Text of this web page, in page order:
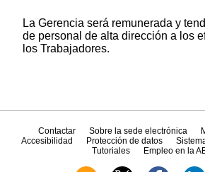
La Gerencia será remunerada y
de personal de alta dirección a los
los Trabajadores.
Contactar Sobre la sede electrónica
Accesibilidad
Protección de datos
Tutoriales
Empleo en la